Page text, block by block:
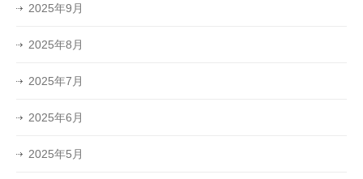
2025年9月
2025年8月
2025年7月
2025年6月
2025年5月